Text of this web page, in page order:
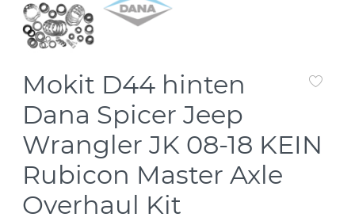
Mokit D44 hinten
Dana Spicer Jeep
Wrangler JK 08-18 KEIN
Rubicon Master Axle
Overhaul Kit